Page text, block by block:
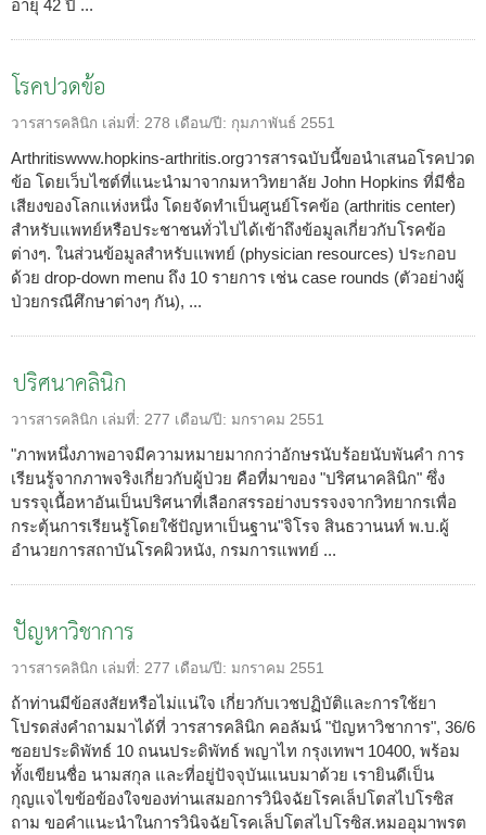
อายุ 42 ปี ...
โรคปวดข้อ
วารสารคลินิก เล่มที่: 278 เดือน/ปี: กุมภาพันธ์ 2551
Arthritiswww.hopkins-arthritis.orgวารสารฉบับนี้ขอนำเสนอโรคปวด
ข้อ โดยเว็บไซต์ที่แนะนำมาจากมหาวิทยาลัย John Hopkins ที่มีชื่อ
เสียงของโลกแห่งหนึ่ง โดยจัดทำเป็นศูนย์โรคข้อ (arthritis center)
สำหรับแพทย์หรือประชาชนทั่วไปได้เข้าถึงข้อมูลเกี่ยวกับโรคข้อ
ต่างๆ. ในส่วนข้อมูลสำหรับแพทย์ (physician resources) ประกอบ
ด้วย drop-down menu ถึง 10 รายการ เช่น case rounds (ตัวอย่างผู้
ป่วยกรณีศึกษาต่างๆ กัน), ...
ปริศนาคลินิก
วารสารคลินิก เล่มที่: 277 เดือน/ปี: มกราคม 2551
"ภาพหนึ่งภาพอาจมีความหมายมากกว่าอักษรนับร้อยนับพันคำ การ
เรียนรู้จากภาพจริงเกี่ยวกับผู้ป่วย คือที่มาของ "ปริศนาคลินิก" ซึ่ง
บรรจุเนื้อหาอันเป็นปริศนาที่เลือกสรรอย่างบรรจงจากวิทยากรเพื่อ
กระตุ้นการเรียนรู้โดยใช้ปัญหาเป็นฐาน"จิโรจ สินธวานนท์ พ.บ.ผู้
อำนวยการสถาบันโรคผิวหนัง, กรมการแพทย์ ...
ปัญหาวิชาการ
วารสารคลินิก เล่มที่: 277 เดือน/ปี: มกราคม 2551
ถ้าท่านมีข้อสงสัยหรือไม่แน่ใจ เกี่ยวกับเวชปฏิบัติและการใช้ยา
โปรดส่งคำถามมาได้ที่ วารสารคลินิก คอลัมน์ "ปัญหาวิชาการ", 36/6
ซอยประดิพัทธ์ 10 ถนนประดิพัทธ์ พญาไท กรุงเทพฯ 10400, พร้อม
ทั้งเขียนชื่อ นามสกุล และที่อยู่ปัจจุบันแนบมาด้วย เรายินดีเป็น
กุญแจไขข้อข้องใจของท่านเสมอการวินิจฉัยโรคเล็ปโตสไปโรซิส
ถาม ขอคำแนะนำในการวินิจฉัยโรคเล็ปโตสไปโรซิส.หมออุมาพรต